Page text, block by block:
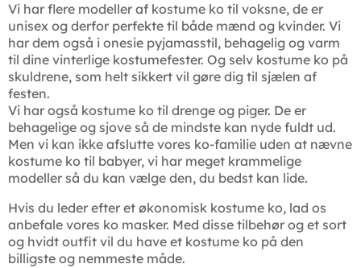
Vi har flere modeller af kostume ko til voksne, de er
unisex og derfor perfekte til både mænd og kvinder. Vi
har dem også i onesie pyjamasstil, behagelig og varm
til dine vinterlige kostumefester. Og selv kostume ko på
skuldrene, som helt sikkert vil gøre dig til sjælen af
festen.
Vi har også kostume ko til drenge og piger. De er
behagelige og sjove så de mindste kan nyde fuldt ud.
Men vi kan ikke afslutte vores ko-familie uden at nævne
kostume ko til babyer, vi har meget krammelige
modeller så du kan vælge den, du bedst kan lide.
Hvis du leder efter et økonomisk kostume ko, lad os
anbefale vores ko masker. Med disse tilbehør og et sort
og hvidt outfit vil du have et kostume ko på den
billigste og nemmeste måde.